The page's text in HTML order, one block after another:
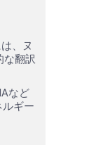
、ヌ
な翻訳
など
ギー